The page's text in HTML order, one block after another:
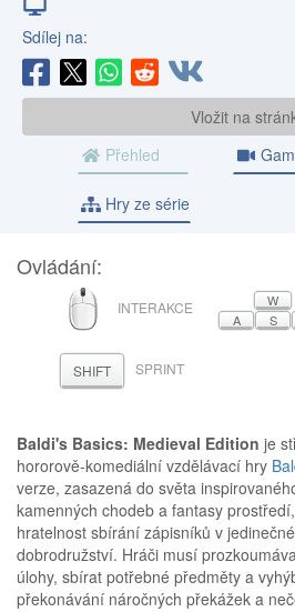
Sdílej na:
Vložit na
Přehled
Hry ze série
Ovládání:
MYŠ
INTERAKCE
W
A
S
SHIFT SPRINT
Baldi's Basics: Medieval Edition je
hororově-komediální vzdělávací hry
verze, zasazená do světa
kamenných chodeb a fantasy
hratelnost sbírání zápisníků v
dobrodružství. Hráči musí
úlohy, sbírat potřebné předměty a
překonávání náročných překážek a